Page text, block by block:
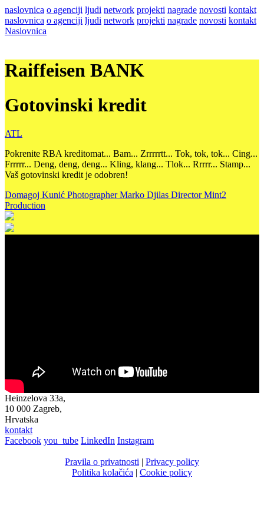
naslovnica o agenciji ljudi network projekti nagrade novosti kontakt
naslovnica o agenciji ljudi network projekti nagrade novosti kontakt
Naslovnica
Raiffeisen BANK
Gotovinski kredit
ATL
Pokrenite RBA kreditomat... Bam... Zrrrrrtt... Tok, tok, tok... Cing...
Frrrrr... Deng, deng, deng... Kling, klang... Tlok... Rrrrr... Stamp...
Vaš gotovinski kredit je odobren!
Domagoj Kunić Photographer Marko Djilas Director Mint2
Production
Heinzelova 33a,
10 000 Zagreb,
Hrvatska
kontakt
Facebook you_tube LinkedIn Instagram
Pravila o privatnosti | Privacy policy
Politika kolačića | Cookie policy